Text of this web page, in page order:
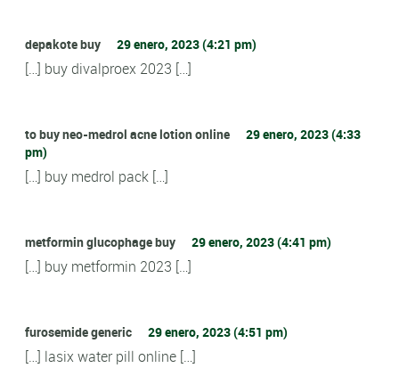
depakote buy 29 enero, 2023 (4:21 pm)
[…] buy divalproex 2023 […]
to buy neo-medrol acne lotion online
29 enero, 2023 (4:33
pm)
[…] buy medrol pack […]
metformin glucophage buy 29 enero, 2023 (4:41 pm)
[…] buy metformin 2023 […]
furosemide generic 29 enero, 2023 (4:51 pm)
[…] lasix water pill online […]